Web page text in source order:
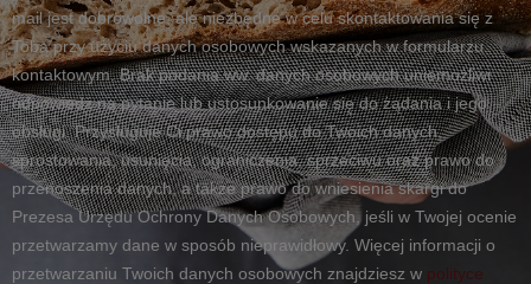
mail jest dobrowolne, ale niezbędne w celu skontaktowania się z
Tobą przy użyciu danych osobowych wskazanych w formularzu
kontaktowym. Brak podania ww. danych osobowych uniemożliwi
odpowiedź na pytanie lub ustosunkowanie się do żądania i jego
obsługi. Przysługuje Ci prawo dostępu do Twoich danych,
sprostowania, usunięcia, ograniczenia, sprzeciwu oraz prawo do
przenoszenia danych, a także prawo do wniesienia skargi do
Prezesa Urzędu Ochrony Danych Osobowych, jeśli w Twojej ocenie
przetwarzamy dane w sposób nieprawidłowy. Więcej informacji o
przetwarzaniu Twoich danych osobowych znajdziesz w polityce